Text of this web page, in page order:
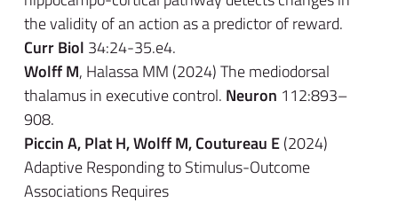
the validity of an action as a predictor of reward.
Curr Biol 34:24-35.e4.
Wolff M, Halassa MM (2024) The mediodorsal
thalamus in executive control. Neuron 112:893–
908.
Piccin A, Plat H, Wolff M, Coutureau E(2024)
Adaptive Responding to Stimulus-Outcome
Associations Requires